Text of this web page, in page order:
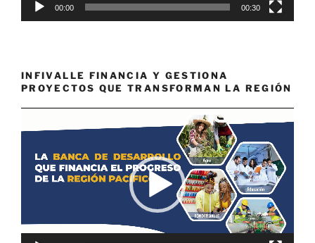
00:00 00:30
INFIVALLE FINANCIA Y GESTIONA
PROYECTOS QUE TRANSFORMAN LA REGIÓN
de